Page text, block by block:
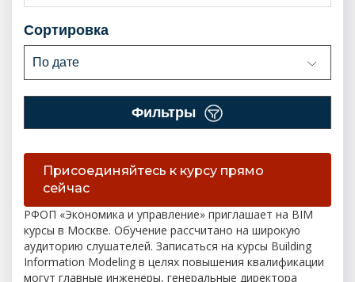
сортировка
По дате
фильтры
Присоединяйтесь к курсу прямо
сейчас
РФОП «Экономика и управление» приглашает на BIM
курсы в Москве. Обучение рассчитано на широкую
аудиторию слушателей. Записаться на курсы Building
Information Modeling в целях повышения квалификации
могут главные инженеры, генеральные директора